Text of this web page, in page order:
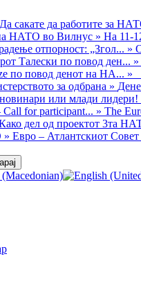
Да сакате да работите за
НАТО во Вилнус » На 11-
отпорност: „Згол... »
Талески по повод ден... »
по повод денот на НА... »
за одбрана »
или млади лидери!
for participant... » The
дел од проектот 3та
» Евро – Атлантскиот